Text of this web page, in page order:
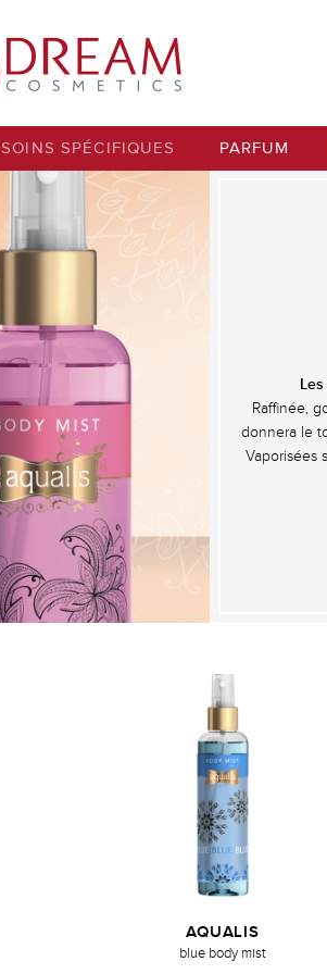
SOINS SPÉCIFIQUES PARFUM
Raffinée,
donnera le
Vaporisées
AQUALIS
blue body mist